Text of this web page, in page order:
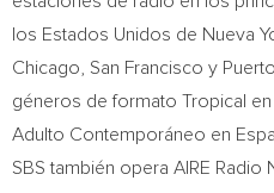
los Estados Unidos de Nueva
Chicago
San Francisco y
géneros de formato Tropical en
Adulto Contemporáneo en
SBS también opera AIRE